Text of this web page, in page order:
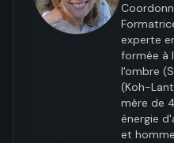
experte
formée à
l'ombre
(Koh-
mère de
énergie
et